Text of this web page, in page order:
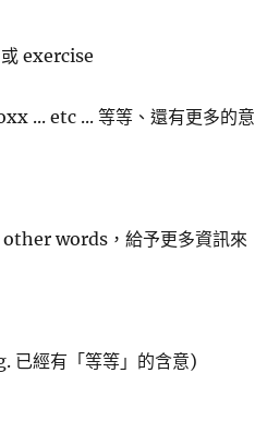
exercise
... etc ... 等等、還有更多的意
other words，給予更多資訊來
已經有「等等」的含意)